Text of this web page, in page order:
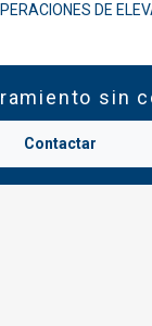
DE
sin
Contactar
utiliza
para personalizar
y analizar